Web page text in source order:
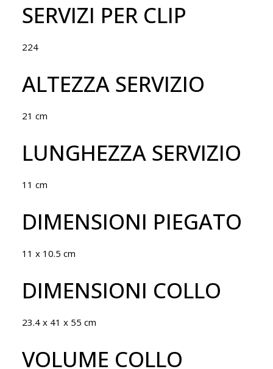
SERVIZI PER CLIP
224
ALTEZZA SERVIZIO
21 cm
LUNGHEZZA SERVIZIO
11 cm
DIMENSIONI PIEGATO
11 x 10.5 cm
DIMENSIONI COLLO
23.4 x 41 x 55 cm
VOLUME COLLO